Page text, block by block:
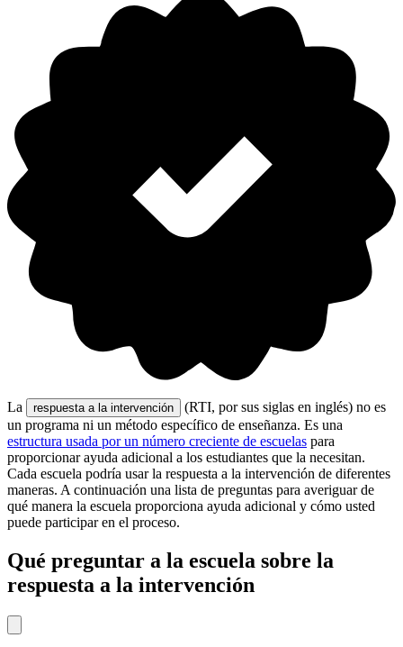
La respuesta a la intervención
(RTI, por sus siglas en inglés) no es
un programa ni un método específico de enseñanza. Es una
estructura usada por un número creciente de escuelas para
proporcionar ayuda adicional a los estudiantes que la necesitan.
Cada escuela podría usar la respuesta a la intervención de diferentes
maneras. A continuación una lista de preguntas para averiguar de
qué manera la escuela proporciona ayuda adicional y cómo usted
puede participar en el proceso.
Qué preguntar a la escuela sobre la
respuesta a la intervención